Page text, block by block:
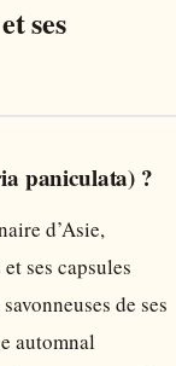
ses
paniculata) ?
d’Asie,
ses capsules
de ses
automnal